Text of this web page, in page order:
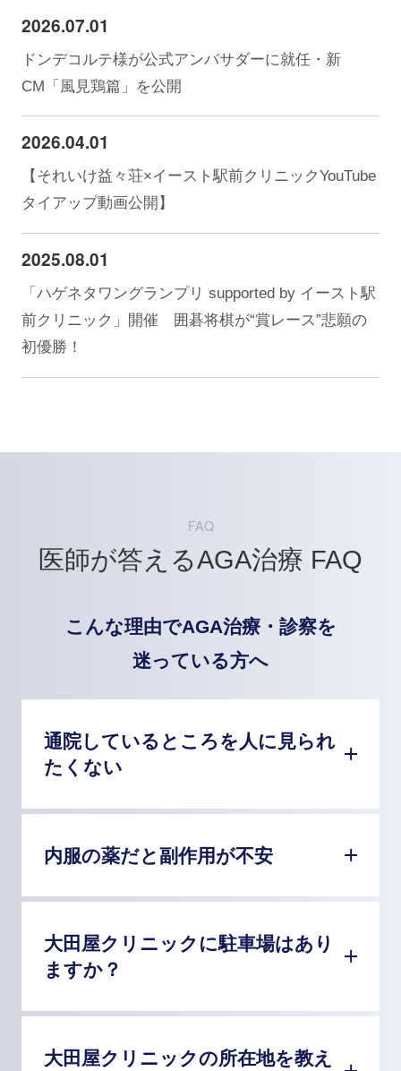
2026.07.01
ドンデコルテ様が公式アンバサダーに就任・新
CM「風見鶏篇」を公開
2026.04.01
【それいけ益々荘×イースト駅前クリニックYouTube
タイアップ動画公開】
2025.08.01
「ハゲネタワングランプリ supported by イースト駅
前クリニック」開催 囲碁将棋が“賞レース”悲願の
初優勝！
FAQ
医師が答えるAGA治療 FAQ
こんな理由でAGA治療・診察を
迷っている方へ
通院しているところを人に見られ
たくない
内服の薬だと副作用が不安
大田屋クリニックに駐車場はあり
ますか？
大田屋クリニックの所在地を教え